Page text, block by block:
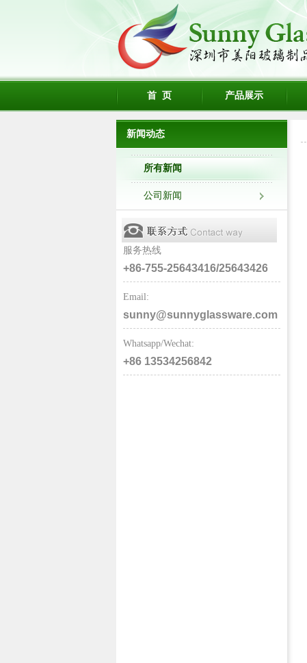
首 页 产品展示
新闻动态
所有新闻
公司新闻
服务热线
+86-755-25643416/25643426
Email:
sunny@sunnyglassware.com
Whatsapp/Wechat:
+86 13534256842